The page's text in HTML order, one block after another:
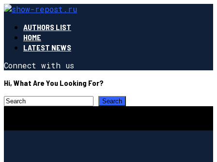
AUTHORS LIST
HOME
LATEST NEWS
Connect with us
Hi, What Are You Looking For?